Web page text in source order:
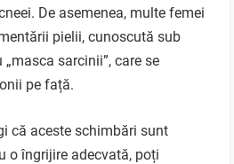
De asemenea, multe femei
pielii, cunoscută sub
sarcinii”, care se
pe față.
că aceste schimbări sunt
o îngrijire adecvată, poți